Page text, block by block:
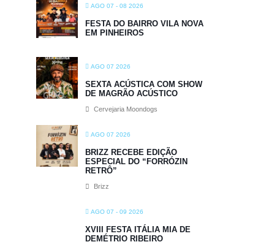
AGO 07 - 08 2026
FESTA DO BAIRRO VILA NOVA
EM PINHEIROS
AGO 07 2026
SEXTA ACÚSTICA COM SHOW
DE MAGRÃO ACÚSTICO
Cervejaria Moondogs
AGO 07 2026
BRIZZ RECEBE EDIÇÃO
ESPECIAL DO “FORRÓZIN
RETRÔ”
Brizz
AGO 07 - 09 2026
XVIII FESTA ITÁLIA MIA DE
DEMÉTRIO RIBEIRO